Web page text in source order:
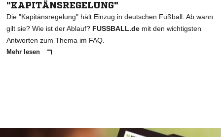
"KAPITÄNSREGELUNG"
Die "Kapitänsregelung" hält Einzug in deutschen Fußball. Ab wann
gilt sie? Wie ist der Ablauf? FUSSBALL.de mit den wichtigsten
Antworten zum Thema im FAQ.
Mehr lesen